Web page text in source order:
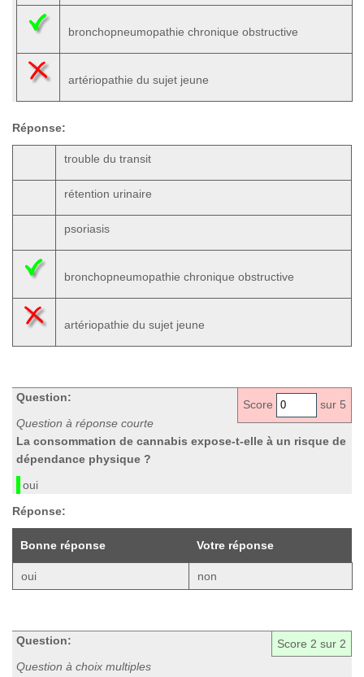
bronchopneumopathie chronique obstructive
artériopathie du sujet jeune
Réponse:
trouble du transit
rétention urinaire
psoriasis
bronchopneumopathie chronique obstructive
artériopathie du sujet jeune
Score sur 5
Question:
Question à réponse courte
La consommation de cannabis expose-t-elle à un risque de
dépendance physique ?
oui
Réponse:
Bonne réponse Votre réponse
oui non
Score 2 sur 2
Question:
Question à choix multiples